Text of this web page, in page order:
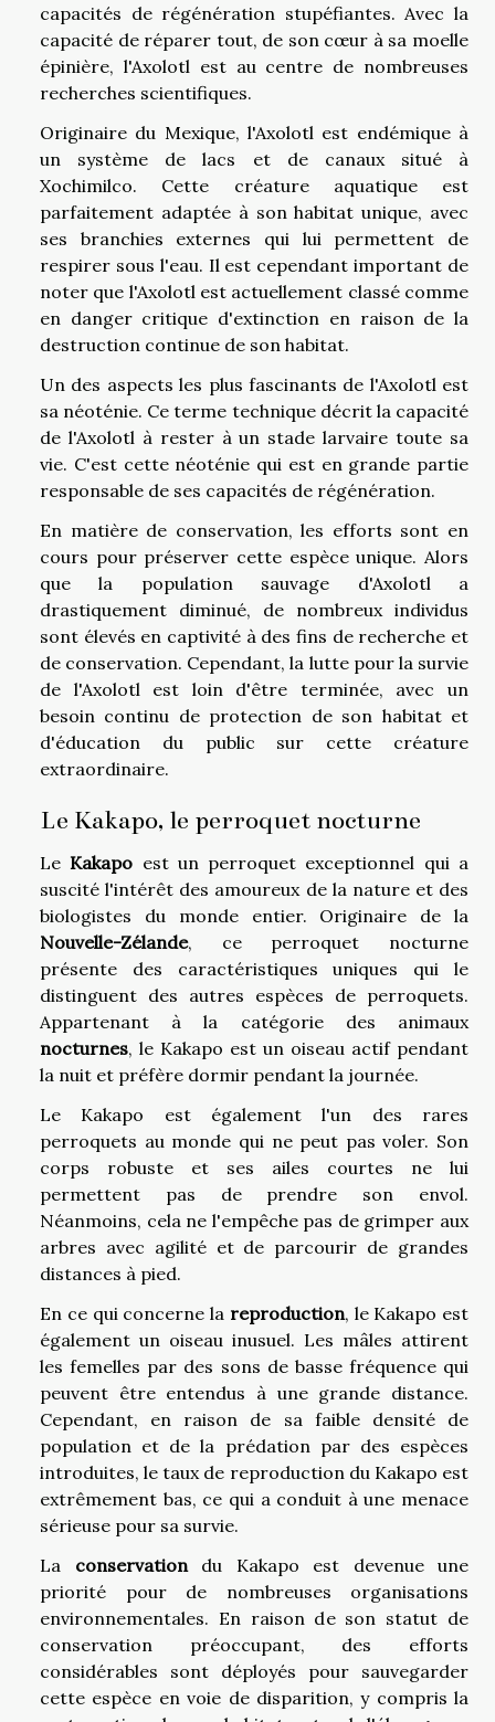
capacités de régénération stupéfiantes. Avec la
capacité de réparer tout, de son cœur à sa moelle
épinière, l'Axolotl est au centre de nombreuses
recherches scientifiques.
Originaire du Mexique, l'Axolotl est endémique à
un système de lacs et de canaux situé à
Xochimilco. Cette créature aquatique est
parfaitement adaptée à son habitat unique, avec
ses branchies externes qui lui permettent de
respirer sous l'eau. Il est cependant important de
noter que l'Axolotl est actuellement classé comme
en danger critique d'extinction en raison de la
destruction continue de son habitat.
Un des aspects les plus fascinants de l'Axolotl est
sa néoténie. Ce terme technique décrit la capacité
de l'Axolotl à rester à un stade larvaire toute sa
vie. C'est cette néoténie qui est en grande partie
responsable de ses capacités de régénération.
En matière de conservation, les efforts sont en
cours pour préserver cette espèce unique. Alors
que la population sauvage d'Axolotl a
drastiquement diminué, de nombreux individus
sont élevés en captivité à des fins de recherche et
de conservation. Cependant, la lutte pour la survie
de l'Axolotl est loin d'être terminée, avec un
besoin continu de protection de son habitat et
d'éducation du public sur cette créature
extraordinaire.
Le Kakapo, le perroquet nocturne
LeKakapo est un perroquet exceptionnel qui a
suscité l'intérêt des amoureux de la nature et des
biologistes du monde entier. Originaire de la
Nouvelle-Zélande, ce perroquet nocturne
présente des caractéristiques uniques qui le
distinguent des autres espèces de perroquets.
Appartenant à la catégorie des animaux
nocturnes, le Kakapo est un oiseau actif pendant
la nuit et préfère dormir pendant la journée.
Le Kakapo est également l'un des rares
perroquets au monde qui ne peut pas voler. Son
corps robuste et ses ailes courtes ne lui
permettent pas de prendre son envol.
Néanmoins, cela ne l'empêche pas de grimper aux
arbres avec agilité et de parcourir de grandes
distances à pied.
En ce qui concerne la reproduction, le Kakapo est
également un oiseau inusuel. Les mâles attirent
les femelles par des sons de basse fréquence qui
peuvent être entendus à une grande distance.
Cependant, en raison de sa faible densité de
population et de la prédation par des espèces
introduites, le taux de reproduction du Kakapo est
extrêmement bas, ce qui a conduit à une menace
sérieuse pour sa survie.
La conservationdu Kakapo est devenue une
priorité pour de nombreuses organisations
environnementales. En raison de son statut de
conservation préoccupant, des efforts
considérables sont déployés pour sauvegarder
cette espèce en voie de disparition, y compris la